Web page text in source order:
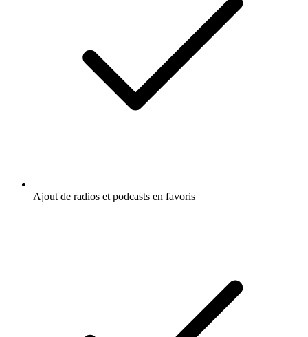
Ajout de radios et podcasts en favoris